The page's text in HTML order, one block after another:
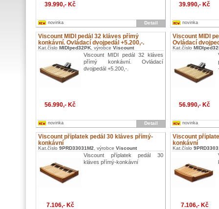
39.990,- Kč
novinka Detail
39.990,- Kč
novinka
Viscount MIDI pedál 32 kláves přímý
konkávní. Ovládací dvojpedál +5.200,-.
Kat.číslo MIDIped32PK , výrobce Viscount
Viscount MIDI pedál 32 kláves
přímý konkávní. Ovládací
dvojpedál +5.200,-.
56.990,- Kč
novinka Detail
Viscount MIDI
Ovládací
Kat.číslo
56.990,- Kč
novinka
Viscount příplatek pedál 30 kláves přímý-
konkávní
Kat.číslo 9PRD33031M2 , výrobce Viscount
Viscount příplatek pedál 30
kláves přímý-konkávní
7.106,- Kč
Viscount
konkávní
Kat.číslo
7.106,- Kč